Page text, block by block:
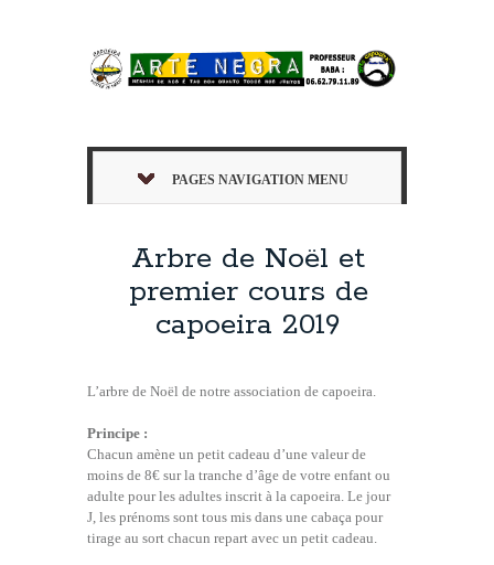
PAGES NAVIGATION MENU
Arbre de Noël et
premier cours de
capoeira 2019
L’arbre de Noël de notre association de capoeira.
Principe :
Chacun amène un petit cadeau d’une valeur de
moins de 8€ sur la tranche d’âge de votre enfant ou
adulte pour les adultes inscrit à la capoeira. Le jour
J, les prénoms sont tous mis dans une cabaça pour
tirage au sort chacun repart avec un petit cadeau.